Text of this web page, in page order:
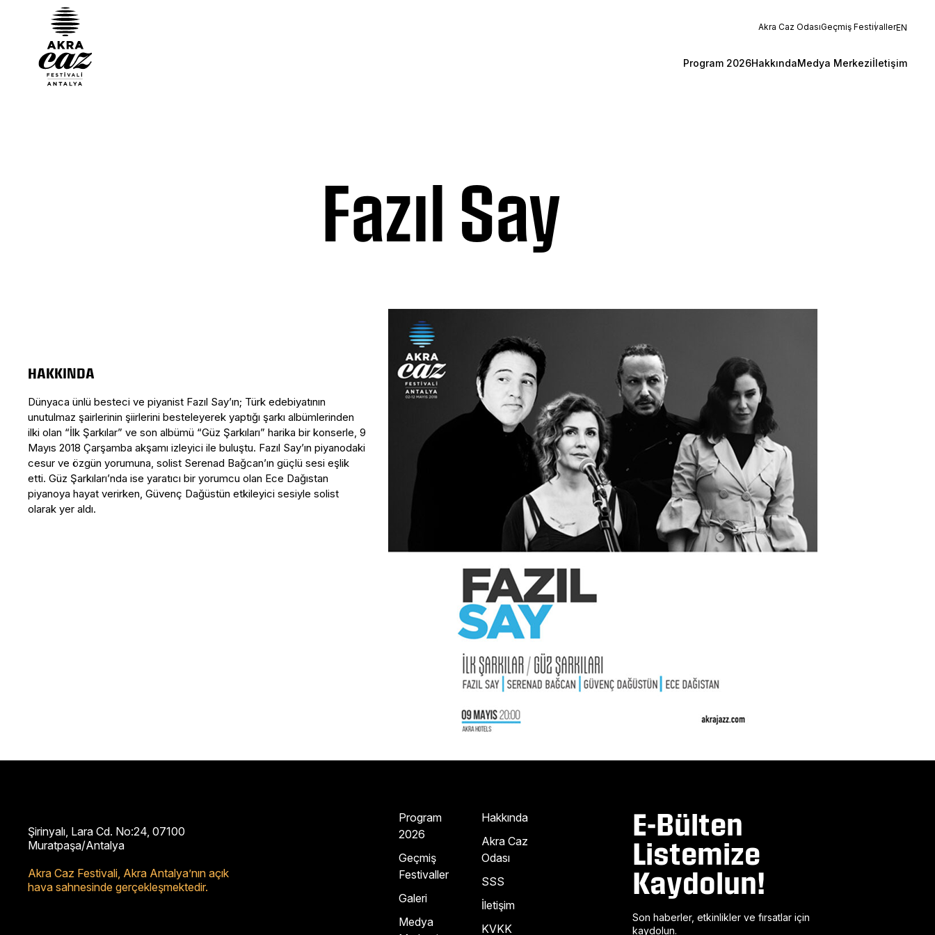
Akra Caz OdasıGeçmiş FestivallerEN
Program 2026HakkındaMedya Merkeziİletişim
Fazıl Say
HAKKINDA
Dünyaca ünlü besteci ve piyanist Fazıl Say’ın; Türk edebiyatının
unutulmaz şairlerinin şiirlerini besteleyerek yaptığı şarkı albümlerinden
ilki olan “İlk Şarkılar” ve son albümü “Güz Şarkıları” harika bir konserle, 9
Mayıs 2018 Çarşamba akşamı izleyici ile buluştu. Fazıl Say’ın piyanodaki
cesur ve özgün yorumuna, solist Serenad Bağcan’ın güçlü sesi eşlik
etti. Güz Şarkıları’nda ise yaratıcı bir yorumcu olan Ece Dağıstan
piyanoya hayat verirken, Güvenç Dağüstün etkileyici sesiyle solist
olarak yer aldı.
Şirinyalı, Lara Cd. No:24, 07100
Muratpaşa/Antalya
Akra Caz Festivali, Akra Antalya’nın açık
hava sahnesinde gerçekleşmektedir.
Program
2026
Geçmiş
Festivaller
Galeri
Medya
Hakkında
Akra Caz
Odası
SSS
İletişim
KVKK
E-Bülten
Listemize
Kaydolun!
Son haberler, etkinlikler ve fırsatlar için
kaydolun.